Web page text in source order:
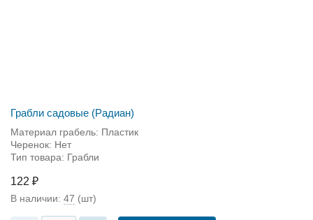
Грабли садовые (Радиан)
Материал грабель: Пластик
Черенок: Нет
Тип товара: Грабли
122 ₽
В наличии: 47 (шт)